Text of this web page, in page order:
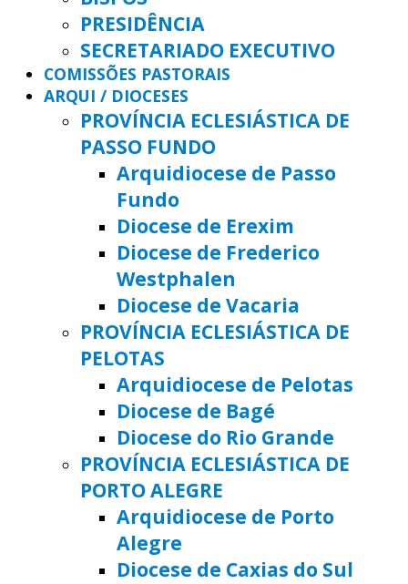
PRESIDÊNCIA
SECRETARIADO EXECUTIVO
COMISSÕES PASTORAIS
ARQUI / DIOCESES
PROVÍNCIA ECLESIÁSTICA DE
PASSO FUNDO
Arquidiocese de Passo
Fundo
Diocese de Erexim
Diocese de Frederico
Westphalen
Diocese de Vacaria
PROVÍNCIA ECLESIÁSTICA DE
PELOTAS
Arquidiocese de Pelotas
Diocese de Bagé
Diocese do Rio Grande
PROVÍNCIA ECLESIÁSTICA DE
PORTO ALEGRE
Arquidiocese de Porto
Alegre
Diocese de Caxias do Sul